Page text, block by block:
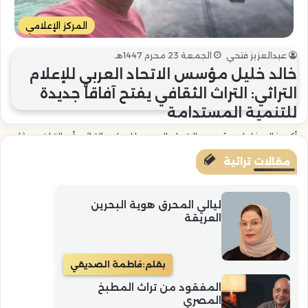
المركز الإعلامي
عبدالعزيز فتحي الجمعة 23 محرم 1447هـ
خالد خليل مؤسس الاتحاد العربي للإعلام
التراثي: التراث الثقافي يفتح آفاقاً جديدة
للتنمية المستدامة
أكد خالد خليل مؤسس الاتحاد العربي للإعلام التراثي أن التراث يمثل
عنصراً أساسياً في بناء الهوية وجذب الاستثمارات السياحية، مشيراً…
مقالات تراثية
ليالي المحرق هوية البحرين
العريقة
بقلم:فاطمة الصديقي
المفقود من تراث المطبخ
المصري